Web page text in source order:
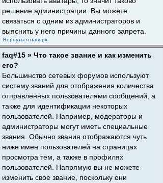
решение администрации. Вы можете
связаться с одним из администраторов и
выяснить у него причины данного запрета.
Вернуться наверх
faq#15 » Что такое звание и как изменить
его?
Большинство сетевых форумов используют
систему званий для отображения количества
отправленных пользователями сообщений, а
также для идентификации некоторых
пользователей. Например, модераторы и
администраторы могут иметь специальные
звания. Обычно звания отображаются чуть
ниже имен пользователей на страницах
просмотра тем, а также в профилях
пользователей. Напрямую вы не можете
изменить свое звание, поскольку они